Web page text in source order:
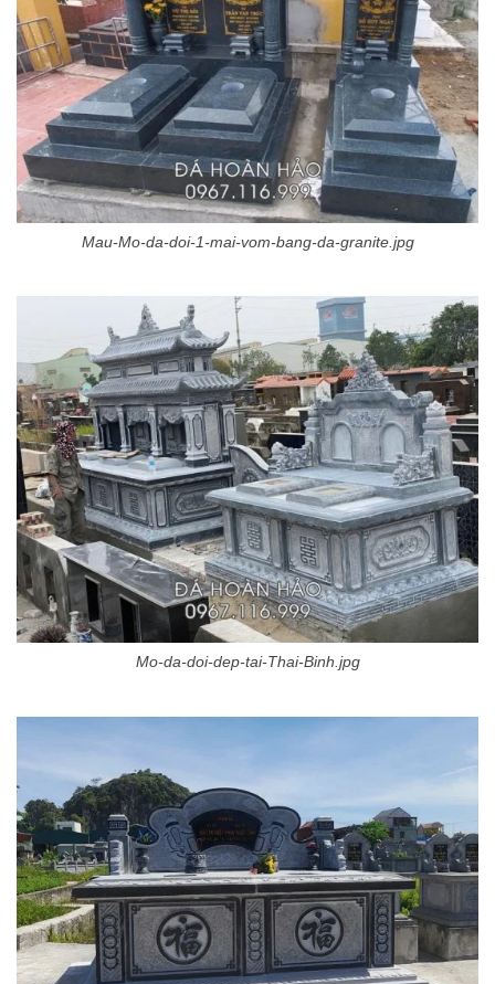
Mau-Mo-da-doi-1-mai-vom-bang-da-granite.jpg
Mo-da-doi-dep-tai-Thai-Binh.jpg